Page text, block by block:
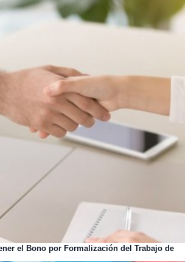
el Bono por Formalización del Trabajo de